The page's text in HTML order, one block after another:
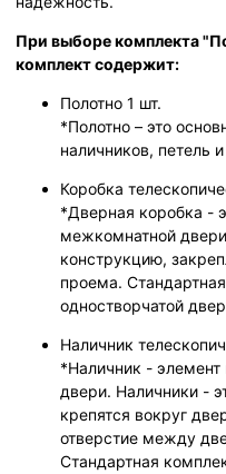
При выборе комплекта
комплект содержит:
Полотно 1 шт.
*Полотно – это
наличников, петель и
Коробка
*Дверная коробка -
межкомнатной
конструкцию,
проема.
одностворчатой
Наличник
*Наличник -
двери. Наличники -
крепятся вокруг
отверстие между
Стандартная